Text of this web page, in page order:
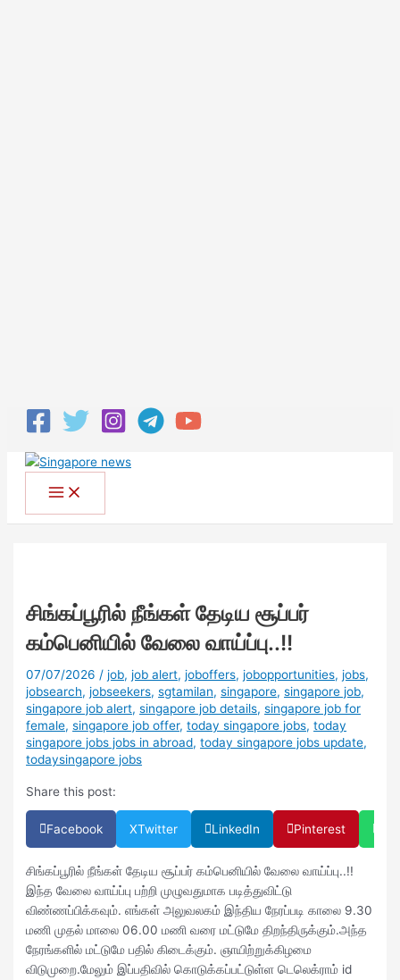
சிங்கப்பூரில் நீங்கள் தேடிய சூப்பர்
கம்பெனியில் வேலை வாய்ப்பு..!!
07/07/2026 /job,job alert,joboffers,jobopportunities,jobs,
jobsearch,jobseekers,sgtamilan,singapore,singapore job,
singapore job alert,singapore job details,singapore job for
female,singapore job offer,today singapore jobs,today
singapore jobs jobs in abroad,today singapore jobs update,
todaysingapore jobs
Share this post:
Facebook XTwitter LinkedIn Pinterest
சிங்கப்பூரில் நீங்கள் தேடிய சூப்பர் கம்பெனியில் வேலை வாய்ப்பு..!!
இந்த வேலை வாய்ப்பு பற்றி முழுவதுமாக படித்துவிட்டு
விண்ணப்பிக்கவும். எங்கள் அலுவலகம் இந்திய நேரப்படி காலை 9.30
மணி முதல் மாலை 06.00 மணி வரை மட்டுமே திறந்திருக்கும்.அந்த
நேரங்களில் மட்டுமே பதில் கிடைக்கும். ஞாயிற்றுக்கிழமை
விடுமுறை.மேலும் இப்பதிவில் கொடுக்கப்பட்டுள்ள டெலெக்ராம் id